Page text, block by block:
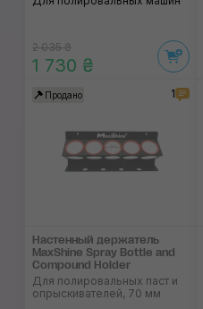
2 035 ₴
1 730 ₴
Продано 1
Настенный держатель
MaxShine Spray Bottle and
Compound Holder
Для полировальных паст и
опрыскивателей, 70 мм